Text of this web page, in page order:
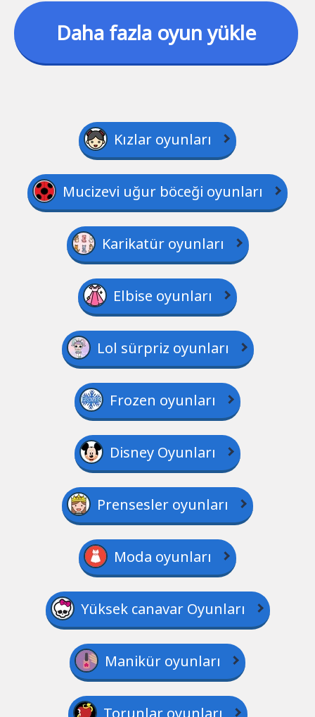
Daha fazla oyun yükle
Kızlar oyunları
Mucizevi uğur böceği oyunları
Karikatür oyunları
Elbise oyunları
Lol sürpriz oyunları
Frozen oyunları
Disney Oyunları
Prensesler oyunları
Moda oyunları
Yüksek canavar Oyunları
Manikür oyunları
Torunlar oyunları